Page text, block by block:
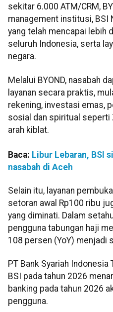
sekitar 6.000 ATM/CRM,
management institusi, BSI
yang telah mencapai lebih
seluruh Indonesia, serta
negara.
Melalui BYOND, nasabah
layanan secara praktis,
rekening, investasi emas,
sosial dan spiritual seperti
arah kiblat.
Baca: Libur Lebaran, BSI
nasabah di Aceh
Selain itu, layanan
setoran awal Rp100 ribu
yang diminati. Dalam
pengguna tabungan haji
108 persen (YoY) menjadi
PT Bank Syariah Indonesia
BSI pada tahun 2026
banking pada tahun 2026
pengguna.